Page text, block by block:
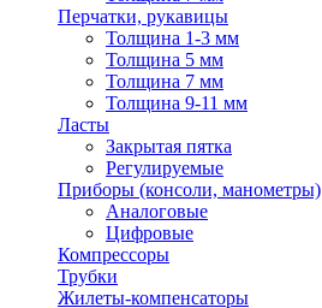
Перчатки, рукавицы
Толщина 1-3 мм
Толщина 5 мм
Толщина 7 мм
Толщина 9-11 мм
Ласты
Закрытая пятка
Регулируемые
Приборы (консоли, манометры)
Аналоговые
Цифровые
Компрессоры
Трубки
Жилеты-компенсаторы